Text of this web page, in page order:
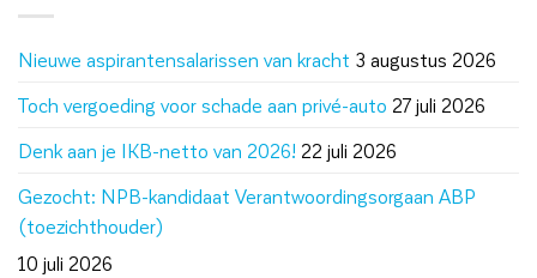
Nieuwe aspirantensalarissen van kracht 3 augustus 2026
Toch vergoeding voor schade aan privé-auto 27 juli 2026
Denk aan je IKB-netto van 2026! 22 juli 2026
Gezocht: NPB-kandidaat Verantwoordingsorgaan ABP
(toezichthouder)
10 juli 2026